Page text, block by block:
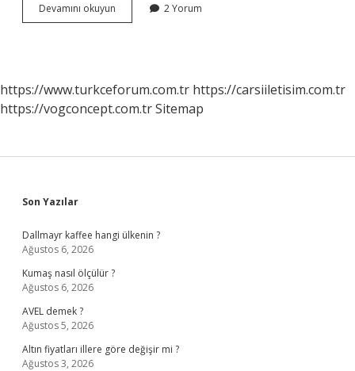
Devamını okuyun Çalışma
Örneği
2 Yorum
https://www.turkceforum.com.tr https://carsiiletisim.com.tr
https://vogconcept.com.trSitemap
Sidebar
Son Yazılar
Dallmayr kaffee hangi ülkenin ?
Ağustos 6, 2026
Kumaş nasıl ölçülür ?
Ağustos 6, 2026
AVEL demek ?
Ağustos 5, 2026
Altın fiyatları illere göre değişir mi ?
Ağustos 3, 2026